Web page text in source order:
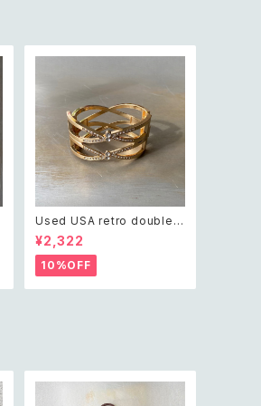
Used USA retro double c
ross crystal bijou bangle
レトロ アメリカ ユーズド アク
セサリー ゴールド ダブル クロ
ス ビジュー バングル
¥2,322
10%OFF